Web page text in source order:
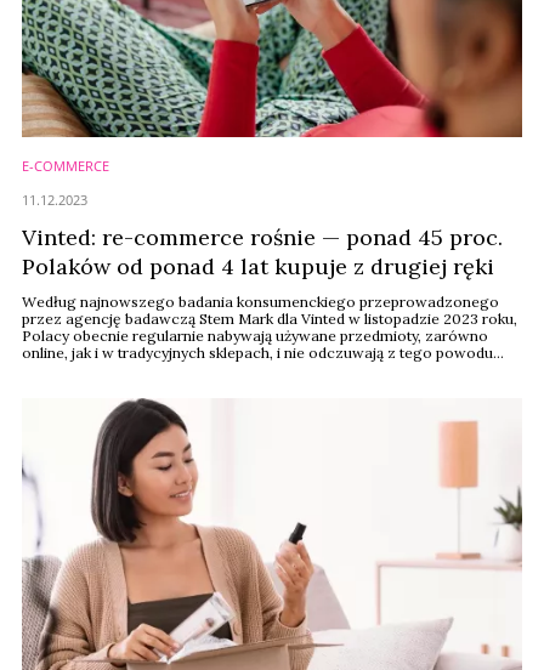
E-COMMERCE
Vinted: re-commerce rośnie — ponad 45 proc.
Polaków od ponad 4 lat kupuje z drugiej ręki
Według najnowszego badania konsumenckiego przeprowadzonego
przez agencję badawczą Stem Mark dla Vinted w listopadzie 2023 roku,
Polacy obecnie regularnie nabywają używane przedmioty, zarówno
online, jak i w tradycyjnych sklepach, i nie odczuwają z tego powodu
ciągu najbliższego roku na ...
11.12.2023